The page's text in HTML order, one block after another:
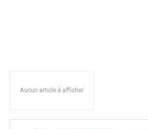
Aucun article à afficher